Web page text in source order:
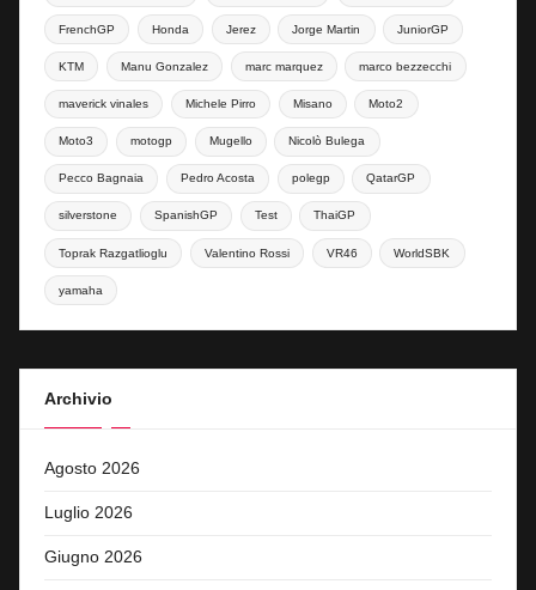
FrenchGP Honda Jerez Jorge Martin JuniorGP
KTM Manu Gonzalez marc marquez marco bezzecchi
maverick vinales Michele Pirro Misano Moto2
Moto3 motogp Mugello Nicolò Bulega
Pecco Bagnaia Pedro Acosta polegp QatarGP
silverstone SpanishGP Test ThaiGP
Toprak Razgatlioglu Valentino Rossi VR46 WorldSBK
yamaha
Archivio
Agosto 2026
Luglio 2026
Giugno 2026